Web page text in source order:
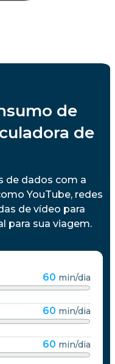
de
de
de dados com a
YouTube, redes
de vídeo para
para sua viagem.
60 min/dia
60 min/dia
60 min/dia